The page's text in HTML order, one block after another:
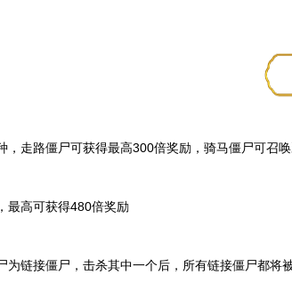
，走路僵尸可获得最高300倍奖励，骑马僵尸可召
最高可获得480倍奖励
为链接僵尸，击杀其中一个后，所有链接僵尸都将